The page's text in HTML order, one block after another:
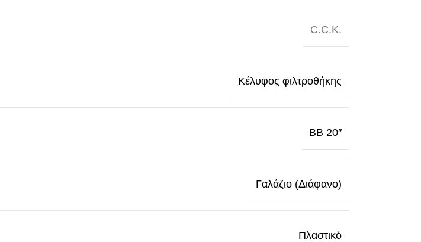
C.C.K.
Κέλυφος φιλτροθήκης
BB 20″
Γαλάζιο (Διάφανο)
Πλαστικό